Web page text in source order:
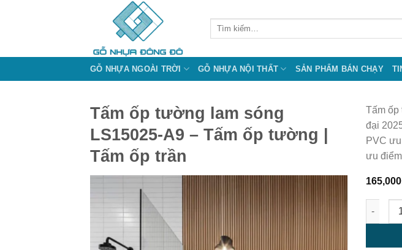
Tìm
GỖ NHỰA NGOÀI TRỜI GỖ NHỰA NỘI THẤT SẢN PHẨM BÁN CHẠY
Tấm ốp tường lam sóng
LS15025-A9 – Tấm ốp tường |
Tấm ốp trần
Tấm ốp
đại
PVC
ưu
165,000
Tấm